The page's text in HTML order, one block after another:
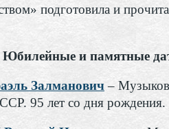
подготовила и
Юбилейные и памятные
Залманович–
95 лет со дня рождения.